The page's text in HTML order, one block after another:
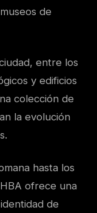
de
entre los
y edificios
colección de
la evolución
hasta los
ofrece una
de